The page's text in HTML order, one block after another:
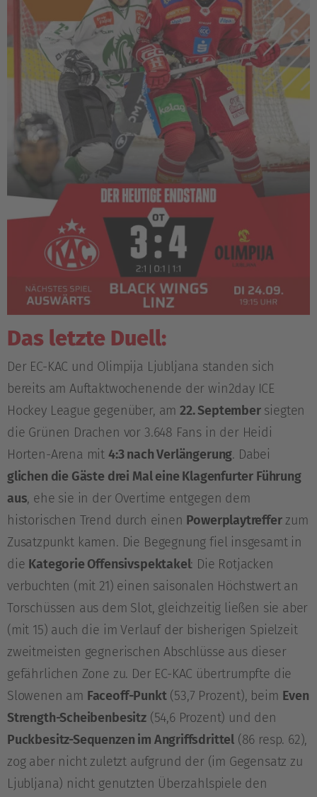
Das letzte Duell:
Der EC-KAC und Olimpija Ljubljana standen sich
bereits am Auftaktwochenende der win2day ICE
Hockey League gegenüber, am 22. Septembersiegten
die Grünen Drachen vor 3.648 Fans in der Heidi
Horten-Arena mit 4:3 nach Verlängerung. Dabei
glichen die Gäste drei Mal eine Klagenfurter Führung
aus, ehe sie in der Overtime entgegen dem
historischen Trend durch einen Powerplaytrefferzum
Zusatzpunkt kamen. Die Begegnung fiel insgesamt in
die Kategorie Offensivspektakel: Die Rotjacken
verbuchten (mit 21) einen saisonalen Höchstwert an
Torschüssen aus dem Slot, gleichzeitig ließen sie aber
(mit 15) auch die im Verlauf der bisherigen Spielzeit
zweitmeisten gegnerischen Abschlüsse aus dieser
gefährlichen Zone zu. Der EC-KAC übertrumpfte die
Slowenen am Faceoff-Punkt(53,7 Prozent), beim Even
Strength-Scheibenbesitz(54,6 Prozent) und den
Puckbesitz-Sequenzen im Angriffsdrittel(86 resp. 62),
zog aber nicht zuletzt aufgrund der (im Gegensatz zu
Ljubljana) nicht genutzten Überzahlspiele den